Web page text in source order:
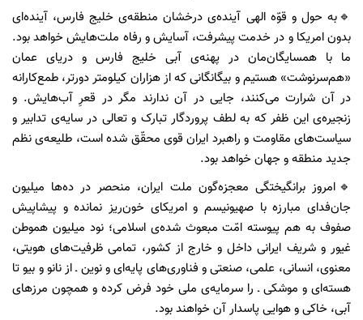
🔹به حول و قوّه الهی آینده‌ی درخشان منطقه‌ی خلیج فارس، آینده‌ای
بدون امریکا و در خدمت پیشرفت، آسایش و رفاه ملت‌هایش خواهد بود.
ما با همسایگان‌مان در پهنه‌ی آبی خلیج فارس و دریای عمان
«هم‌سرنوشت» هستیم و بیگانگانی که از هزاران کیلومتر دورتر، طمع‌کارانه
در آن شرارت می‌کنند، جایی در آن ندارند مگر در قعرِ آب‌هایش. و
زنجیره‌ی این ظفر که به لطف پروردگار تبارک و تعالی در سایه‌ی تدابیر و
سیاست‌های مقاومت و راهبرد ایران قوی محقّق شده است، طلیعه‌ی نظم
جدید منطقه و جهان خواهد بود.
🔹امروز برانگیختگی معجزه‌گون ملت ایران، منحصر در ده‌ها میلیون
جان‌فدای مبارزه با صهیونیسم و امریکای خون‌ریز نمانده و پیشاپیش
صفوف به هم پیوسته امّت مبعوث شده‌ی اسلامی؛ نود میلیون هموطن
غیور و شریف ایرانی داخل و خارج از کشور، تمامی ظرفیت‌های هویتی،
معنوی، انسانی، علمی، صنعتی و فناوری‌های پایه‌ای و نوین ـ از نانو و بیو تا
هسته‌ای و موشکی ـ را سرمایه‌ی ‌‌ملی خود فرض کرده و همچون مرزهای
آبی، خاکی و هوایی پاسدار آن خواهند بود.